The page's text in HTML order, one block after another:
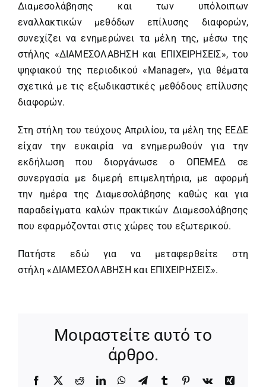
Διαμεσολάβησης και των υπόλοιπων
εναλλακτικών μεθόδων επίλυσης διαφορών,
συνεχίζει να ενημερώνει τα μέλη της, μέσω της
στήλης «ΔΙΑΜΕΣΟΛΑΒΗΣΗ και ΕΠΙΧΕΙΡΗΣΕΙΣ», του
ψηφιακού της περιοδικού «Manager», για θέματα
σχετικά με τις εξωδικαστικές μεθόδους επίλυσης
διαφορών.
Στη στήλη του τεύχους Απριλίου, τα μέλη της ΕΕΔΕ
είχαν την ευκαιρία να ενημερωθούν για την
εκδήλωση που διοργάνωσε ο ΟΠΕΜΕΔ σε
συνεργασία με διμερή επιμελητήρια, με αφορμή
την ημέρα της Διαμεσολάβησης καθώς και για
παραδείγματα καλών πρακτικών Διαμεσολάβησης
που εφαρμόζονται στις χώρες του εξωτερικού.
Πατήστε εδώ για να μεταφερθείτε στη
στήλη «ΔΙΑΜΕΣΟΛΑΒΗΣΗ και ΕΠΙΧΕΙΡΗΣΕΙΣ».
Μοιραστείτε αυτό το
άρθρο.
Facebook
X RedditLinkedInWhatsApp
TelegramTumblr Pinterest
Vk
Xing